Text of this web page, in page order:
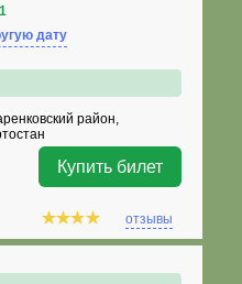
дату
район,
Купить билет
отзывы